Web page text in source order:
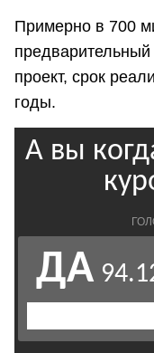
Примерно в 700
проект, срок
годы.